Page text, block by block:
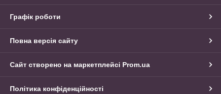
Графік роботи
Повна версія сайту
Сайт створено на маркетплейсі Prom.ua
Політика конфіденційності